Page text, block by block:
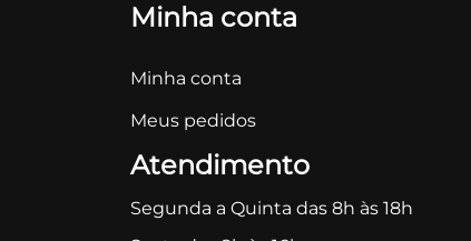
Minha conta
Minha conta
Meus pedidos
Atendimento
Segunda a Quinta das 8h às 18h